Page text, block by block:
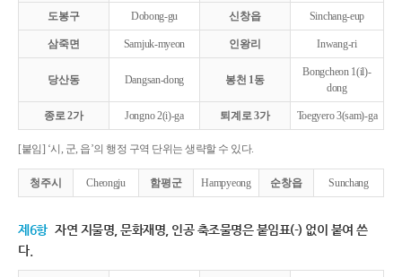
도봉구 Dobong-gu 신창읍 Sinchang-eup
삼죽면 Samjuk-myeon 인왕리 Inwang-ri
당산동 Dangsan-dong 봉천 1동
Bongcheon 1(il)-
dong
종로 2가 Jongno 2(i)-ga 퇴계로 3가 Toegyero 3(sam)-ga
[붙임] ‘시, 군, 읍’의 행정 구역 단위는 생략할 수 있다.
청주시 Cheongju 함평군 Hampyeong 순창읍 Sunchang
제6항 자연 지물명, 문화재명, 인공 축조물명은 붙임표(-) 없이 붙여 쓴
다.